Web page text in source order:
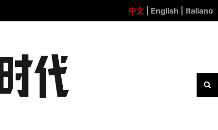
中文 | English | Italiano